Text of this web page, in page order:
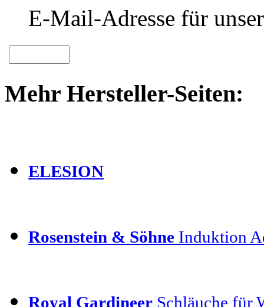
E-Mail-Adresse für
Mehr Hersteller-Seiten:
ELESION
Rosenstein & Söhne Induktion
Royal Gardineer Schläuche für